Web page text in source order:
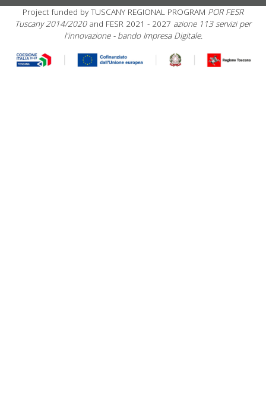
Project funded by TUSCANY REGIONAL PROGRAM POR FESR
Tuscany 2014/2020and FESR 2021 - 2027 azione 113 servizi per
l'innovazione - bando Impresa Digitale.